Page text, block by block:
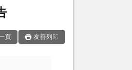
頁 友善列印